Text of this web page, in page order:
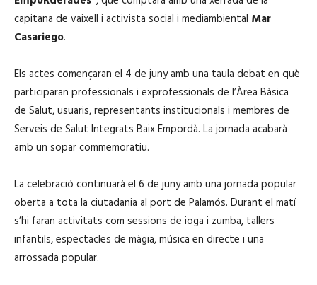
capitana de vaixell i activista social i mediambiental Mar
Casariego.
Els actes començaran el 4 de juny amb una taula debat en què
participaran professionals i exprofessionals de l’Àrea Bàsica
de Salut, usuaris, representants institucionals i membres de
Serveis de Salut Integrats Baix Empordà. La jornada acabarà
amb un sopar commemoratiu.
La celebració continuarà el 6 de juny amb una jornada popular
oberta a tota la ciutadania al port de Palamós. Durant el matí
s’hi faran activitats com sessions de ioga i zumba, tallers
infantils, espectacles de màgia, música en directe i una
arrossada popular.